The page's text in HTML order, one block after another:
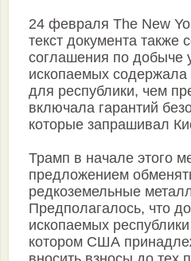
24 февраля The New
текст документа также
соглашения по добыче
ископаемых
для республики, чем
включала гарантий
которые запрашивал
Трамп в начале этого
предложением
редкоземельные
Предполагалось, что
ископаемых
котором США